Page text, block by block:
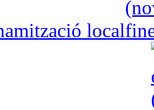
local